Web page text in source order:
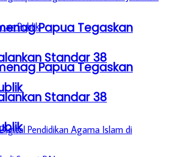
Papua Tegaskan
Standar 38
Papua Tegaskan
Standar 38